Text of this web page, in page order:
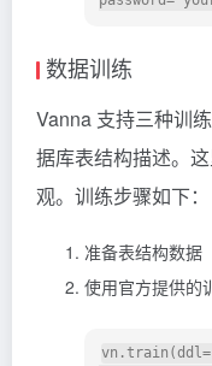
数据训练
Vanna 支持三种训
据库表结构描述。
观。训练步骤如下：
准备表结构数据
使用官方提供的